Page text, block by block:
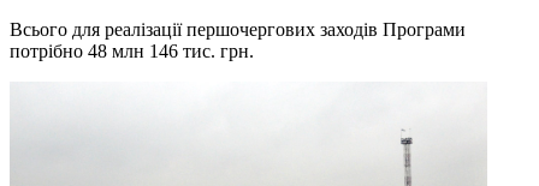
Всього для реалізації першочергових заходів Програми
потрібно 48 млн 146 тис. грн.